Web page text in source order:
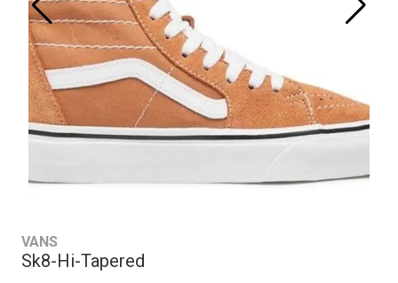
VANS
Sk8-Hi-Tapered